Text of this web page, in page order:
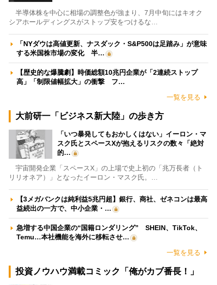
半導体株を中心に相場の調整色が強まり、7月中旬にはキオク
シアホールディングスがストップ安をつけるな…
「NYダウは高値更新、ナスダック・S&P500は足踏み」が意味
する米国株市場の変化 半…
【歴史的な爆騰劇】時価総額10兆円企業が「2連続ストップ
高」「制限値幅拡大」の衝撃 フ…
一覧を見る
大前研一「ビジネス新大陸」の歩き方
「いつ暴発してもおかしくはない」イーロン・マ
スク氏とスペースXが抱えるリスクの数々「絶対
的…
宇宙開発企業「スペースX」の上場で史上初の「兆万長者（ト
リリオネア）」となったイーロン・マスク氏。…
【3メガバンクは純利益5兆円超】銀行、商社、ゼネコンは最高
益続出の一方で、中小企業・…
急増する中国企業の“国籍ロンダリング” SHEIN、TikTok、
Temu…本社機能を海外に移転させ…
一覧を見る
投資ノウハウ満載コミック「俺がカブ番長！」